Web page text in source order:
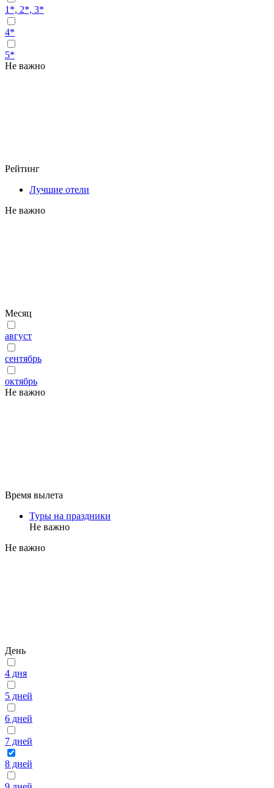
1*, 2*, 3*
4*
5*
Не важно
Рейтинг
Лучшие отели
Не важно
Месяц
август
сентябрь
октябрь
Не важно
Время вылета
Туры на праздники
Не важно
Не важно
День
4 дня
5 дней
6 дней
7 дней
8 дней